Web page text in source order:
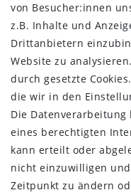
Über uns
Retoure
Versand- und
NEWSLETTER
E-MAIL **
Newsletter
Honig
Hiermit bestätige ich,
Meine Einwilligung kann
von Besucher:innen
z.B. Inhalte und
Drittanbietern
Website zu
durch gesetzte
die wir in den
Die
eines berechtigten
kann erteilt oder
nicht einzuwilligen
Zeitpunkt zu ändern